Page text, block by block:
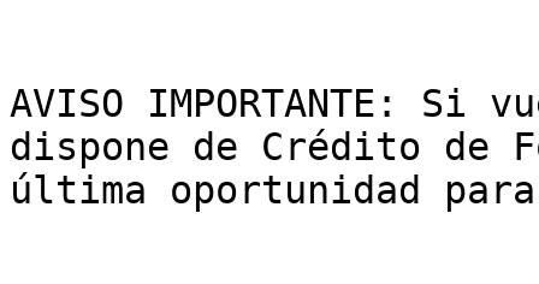
AVISO IMPORTANTE: Si
dispone de Crédito de
última oportunidad